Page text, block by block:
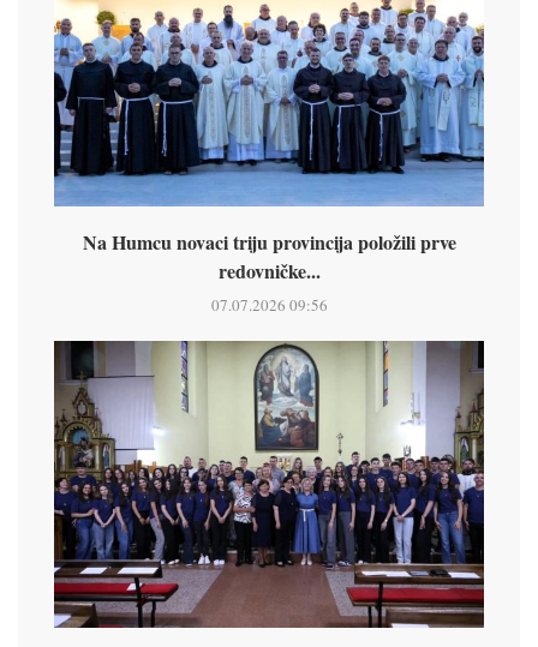
Na Humcu novaci triju provincija položili prve
redovničke...
07.07.2026 09:56